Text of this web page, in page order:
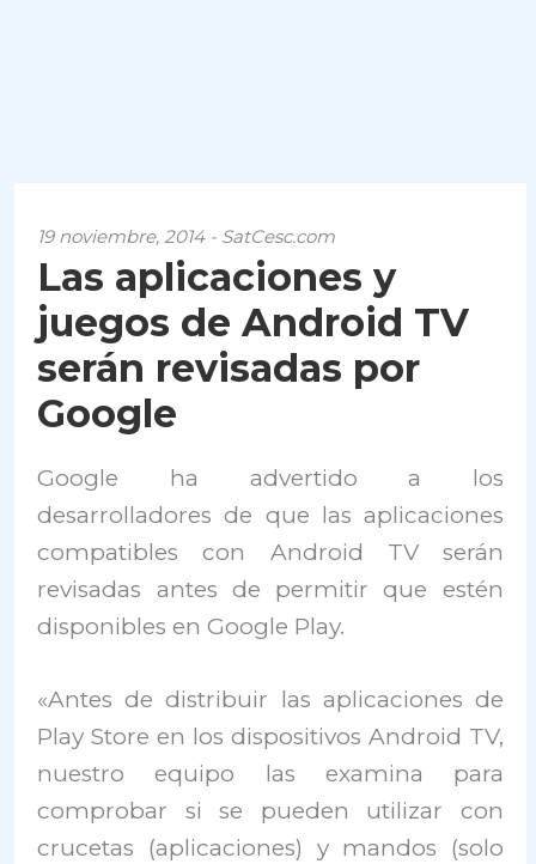
19 noviembre, 2014 - SatCesc.com
Las aplicaciones y
juegos de Android TV
serán revisadas por
Google
Google ha advertido a los
desarrolladores de que las aplicaciones
compatibles con Android TV serán
revisadas antes de permitir que estén
disponibles en Google Play.
«Antes de distribuir las aplicaciones de
Play Store en los dispositivos Android TV,
nuestro equipo las examina para
comprobar si se pueden utilizar con
crucetas (aplicaciones) y mandos (solo